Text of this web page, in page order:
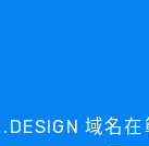
域名